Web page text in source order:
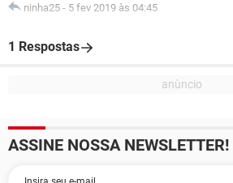
ninha25 - 5 fev 2019 às 04:45
1 Respostas
ASSINE NOSSA NEWSLETTER!